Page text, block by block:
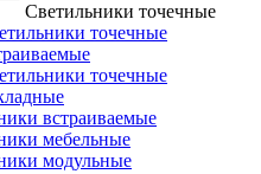
Светильники точечные
точечные
точечные
встраиваемые
мебельные
модульные